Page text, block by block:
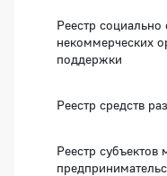
Реестр
некоммерческих
поддержки
Реестр средств
Реестр субъектов